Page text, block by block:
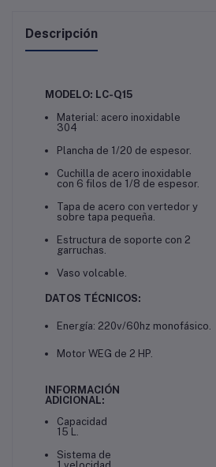
Descripción
MODELO: LC-Q15
Material: acero inoxidable
304
Plancha de 1/20 de espesor.
Cuchilla de acero inoxidable
con 6 filos de 1/8 de espesor.
Tapa de acero con vertedor y
sobre tapa pequeña.
Estructura de soporte con 2
garruchas.
Vaso volcable.
DATOS TÉCNICOS:
Energía: 220v/60hz monofásico.
Motor WEG de 2 HP.
INFORMACIÓN
ADICIONAL:
Capacidad
15 L.
Sistema de